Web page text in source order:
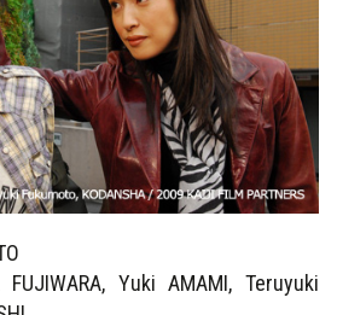
FUJIWARA, Yuki AMAMI, Teruyuki